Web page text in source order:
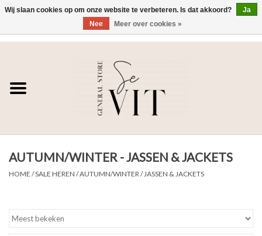
SE VIT
HEREN
SALE DAMES
AUTUMN/WINTER - JASSEN & JACKETS
HOME /SALE HEREN /AUTUMN/WINTER / JASSEN & JACKETS
Wij slaan cookies op om onze website te verbeteren. Is dat akkoord?
Ja
Nee
Meer over cookies »